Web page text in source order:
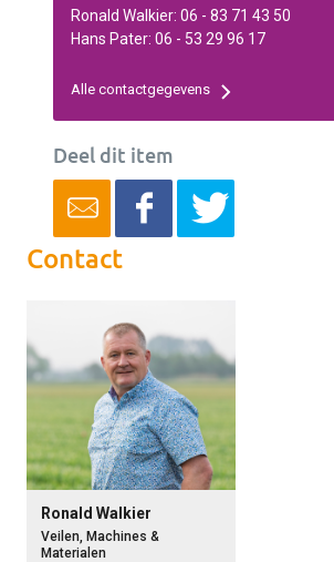
Ronald Walkier: 06 - 83 71 43 50
Hans Pater: 06 - 53 29 96 17
Alle contactgegevens
Deel dit item
Contact
Ronald Walkier
Veilen, Machines &
Materialen